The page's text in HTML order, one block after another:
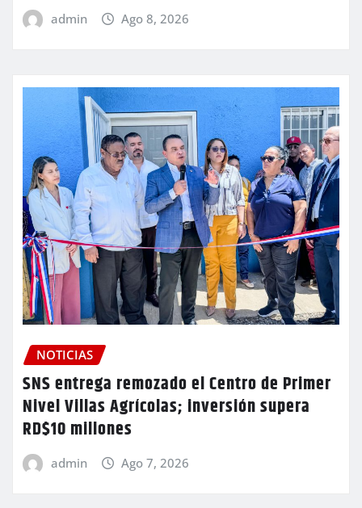
admin Ago 8, 2026
NOTICIAS
SNS entrega remozado el Centro de Primer
Nivel Villas Agrícolas; inversión supera
RD$10 millones
admin Ago 7, 2026